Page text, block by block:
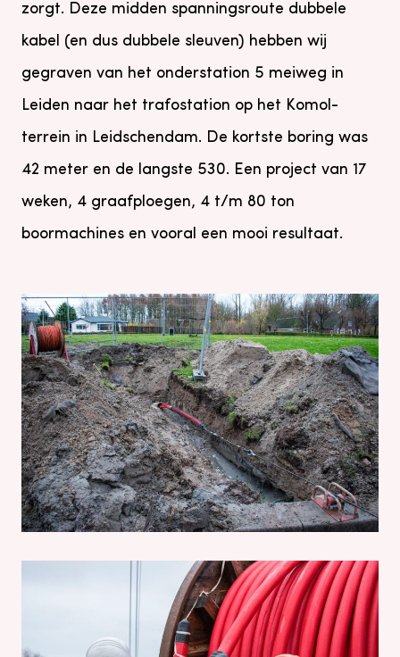
zorgt. Deze midden spanningsroute dubbele
kabel (en dus dubbele sleuven) hebben wij
gegraven van het onderstation 5 meiweg in
Leiden naar het trafostation op het Komol-
terrein in Leidschendam. De kortste boring was
42 meter en de langste 530. Een project van 17
weken, 4 graafploegen, 4 t/m 80 ton
boormachines en vooral een mooi resultaat.